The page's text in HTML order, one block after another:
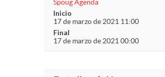
Spoug Agenda
Inicio
17 de marzo de 2021 11:00
Final
17 de marzo de 2021 00:00